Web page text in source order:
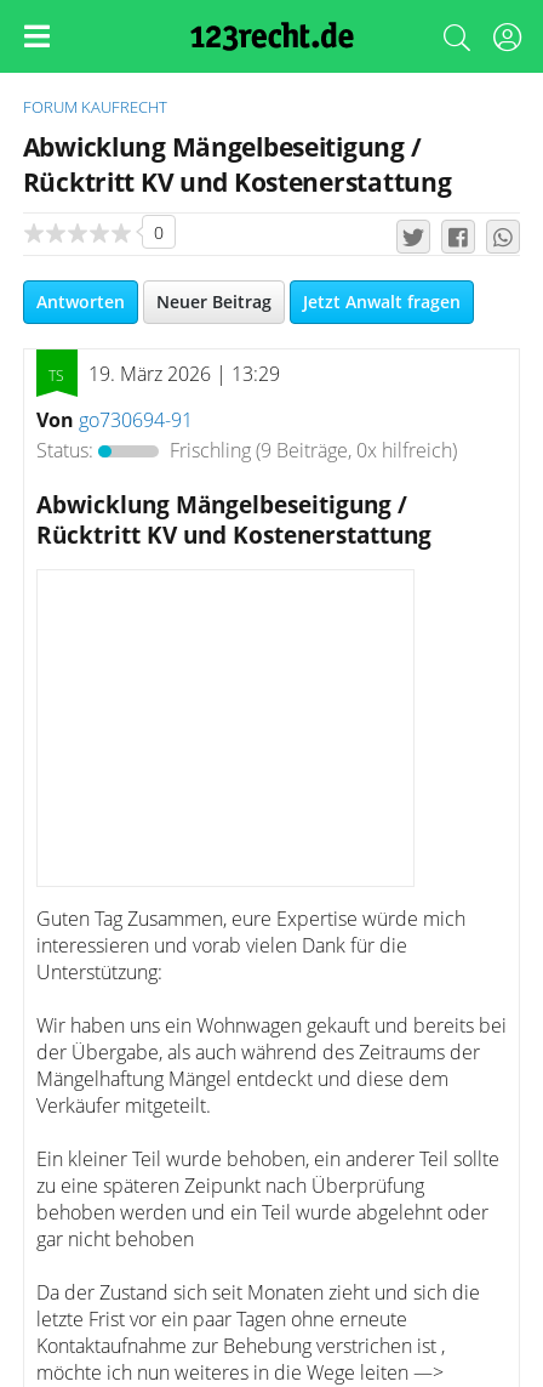
FORUM KAUFRECHT
Abwicklung Mängelbeseitigung /
Rücktritt KV und Kostenerstattung
0
Antworten Neuer Beitrag Jetzt Anwalt fragen
19. März 2026 | 13:29
Von go730694-91
Status:
Frischling(9 Beiträge, 0x hilfreich)
Abwicklung Mängelbeseitigung /
Rücktritt KV und Kostenerstattung
Guten Tag Zusammen, eure Expertise würde mich
interessieren und vorab vielen Dank für die
Unterstützung:
Wir haben uns ein Wohnwagen gekauft und bereits bei
der Übergabe, als auch während des Zeitraums der
Mängelhaftung Mängel entdeckt und diese dem
Verkäufer mitgeteilt.
Ein kleiner Teil wurde behoben, ein anderer Teil sollte
zu eine späteren Zeipunkt nach Überprüfung
behoben werden und ein Teil wurde abgelehnt oder
gar nicht behoben
Da der Zustand sich seit Monaten zieht und sich die
letzte Frist vor ein paar Tagen ohne erneute
Kontaktaufnahme zur Behebung verstrichen ist ,
möchte ich nun weiteres in die Wege leiten —>